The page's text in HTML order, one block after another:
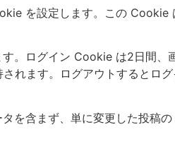
を設定します。この Cookie
。ログイン Cookie は2日間、
れます。ログアウトするとロ
を含まず、単に変更した投稿